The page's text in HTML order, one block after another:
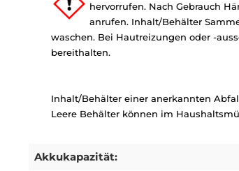
hervorrufen. Nach Gebrauch
anrufen. Inhalt/Behälter
waschen. Bei Hautreizungen oder -
bereithalten.
Inhalt/Behälter einer anerkannten
Leere Behälter können im
Akkukapazität: